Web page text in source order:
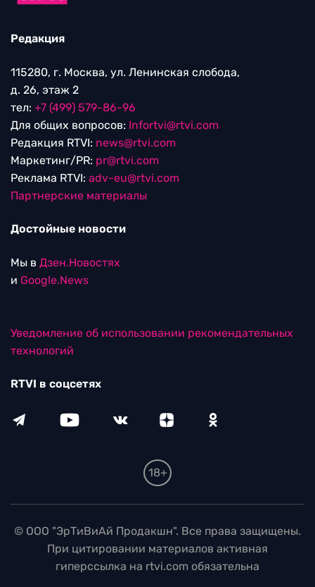
Редакция
115280, г. Москва, ул. Ленинская слобода,
д. 26, этаж 2
тел: +7 (499) 579-86-96
Для общих вопросов: Infortvi@rtvi.com
Редакция RTVI: news@rtvi.com
Маркетинг/PR: pr@rtvi.com
Реклама RTVI: adv-eu@rtvi.com
Партнерские материалы
Достойные новости
Мы в Дзен.Новостях
и Google.News
Уведомление об использовании рекомендательных
технологий
RTVI в соцсетях
18+
© ООО "ЭрТиВиАй Продакшн". Все права защищены.
При цитировании материалов активная
гиперссылка на rtvi.com обязательна